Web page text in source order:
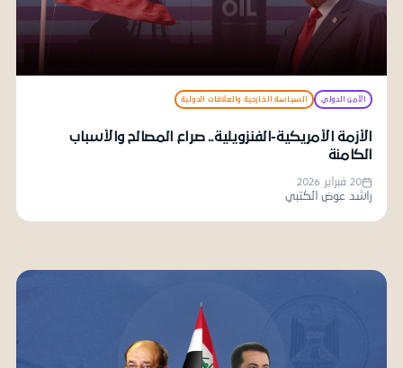
الأمن الدولي السياسة الخارجية والعلاقات الدولية
الأزمة الأمريكية-الفنزويلية.. صراع المصالح والأسباب
الكامنة
20 فبراير 2026
راشد عوض الكتبي